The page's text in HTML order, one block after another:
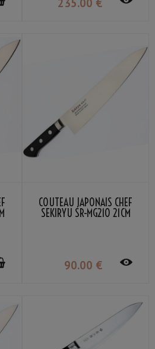
235.00 €
COUTEAU JAPONAIS CHEF
SEKIRYU SR-MG210 21CM
90.00 €